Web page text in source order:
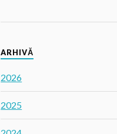
ARHIVĂ
2026
2025